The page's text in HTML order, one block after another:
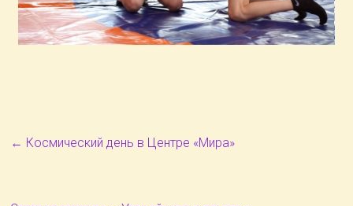
← Космический день в Центре «Мира»